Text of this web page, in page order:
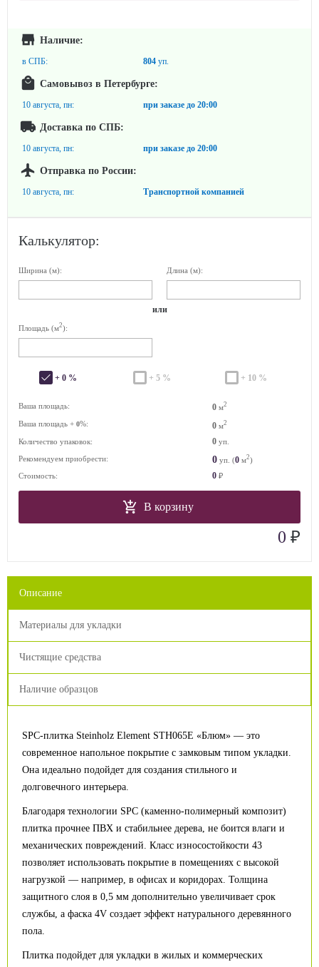
Наличие:
в СПБ: 804 уп.
Самовывоз в Петербурге:
10 августа, пн: при заказе до 20:00
Доставка по СПБ:
10 августа, пн: при заказе до 20:00
Отправка по России:
10 августа, пн: Транспортной компанией
Калькулятор:
Ширина (м): Длина (м):
или
Площадь (м2):
+ 0 % + 5 % + 10 %
Ваша площадь: 0 м2
Ваша площадь + 0%: 0 м2
Количество упаковок: 0 уп.
Рекомендуем приобрести:
0 уп. (0 м2)
Стоимость:
0 ₽
В корзину
0 ₽
Описание
Материалы для укладки
Чистящие средства
Наличие образцов
SPC-плитка Steinholz Element STH065E «Блюм» — это
современное напольное покрытие с замковым типом укладки.
Она идеально подойдет для создания стильного и
долговечного интерьера.
Благодаря технологии SPC (каменно-полимерный композит)
плитка прочнее ПВХ и стабильнее дерева, не боится влаги и
механических повреждений. Класс износостойкости 43
позволяет использовать покрытие в помещениях с высокой
нагрузкой — например, в офисах и коридорах. Толщина
защитного слоя в 0,5 мм дополнительно увеличивает срок
службы, а фаска 4V создает эффект натурального деревянного
пола.
Плитка подойдет для укладки в жилых и коммерческих